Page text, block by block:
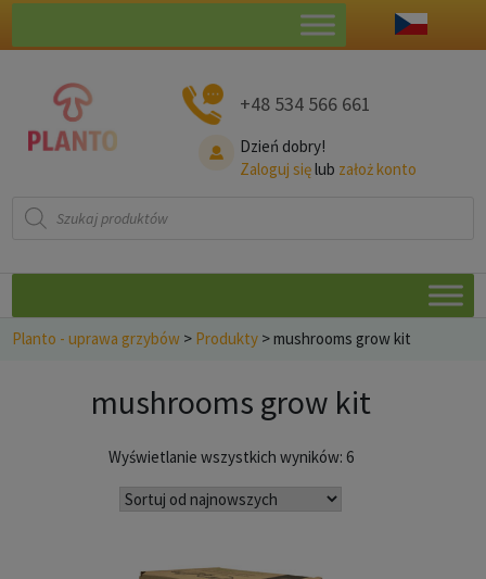
+48 534 566 661
Dzień dobry!
Zaloguj sięlub założ konto
Wyszukiwarka
produktów
Planto - uprawa grzybów > Produkty >mushrooms grow kit
mushrooms grow kit
Wyświetlanie wszystkich wyników: 6Posortowane